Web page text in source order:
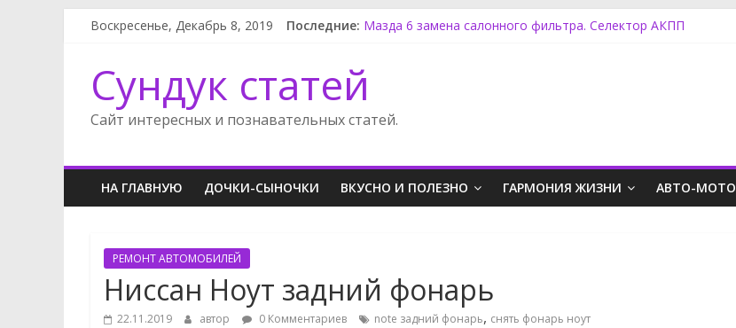
Воскресенье, Декабрь 8, 2019 Последние: Мазда 6 замена салонного фильтра. Селектор АКПП
Замена радиатора печки Ланос без снятия торпеды
Опель Астра j как поменять салонный фильтр
Сундук статей
Сайт интересных и познавательных статей.
НА ГЛАВНУЮ ДОЧКИ-СЫНОЧКИ ВКУСНО И ПОЛЕЗНО ГАРМОНИЯ ЖИЗНИ АВТО-МОТО
РЕМОНТ АВТОМОБИЛЕЙ
Ниссан Ноут задний фонарь
22.11.2019 автор 0 Комментариев note задний фонарь, снять фонарь ноут